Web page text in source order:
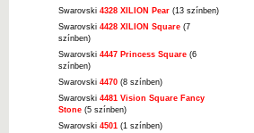
Swarovski 4328 XILION Pear (13 színben)
Swarovski 4428 XILION Square (7
színben)
Swarovski 4447 Princess Square (6
színben)
Swarovski 4470 (8 színben)
Swarovski 4481 Vision Square Fancy
Stone (5 színben)
Swarovski 4501 (1 színben)